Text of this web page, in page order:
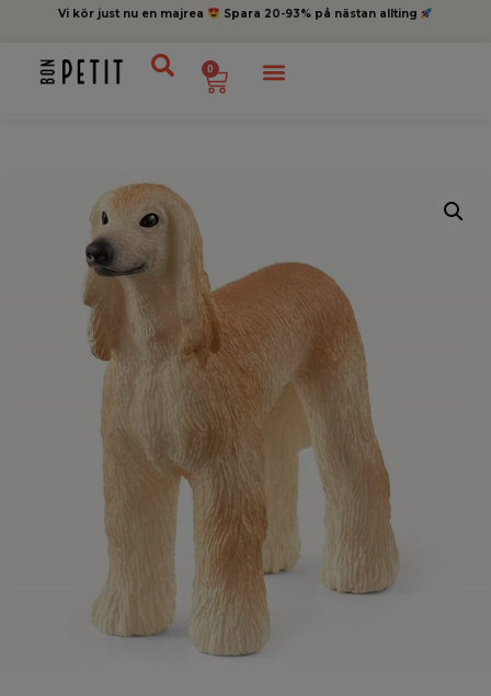
Vi kör just nu en majrea Spara 20-93% på nästan allting
0